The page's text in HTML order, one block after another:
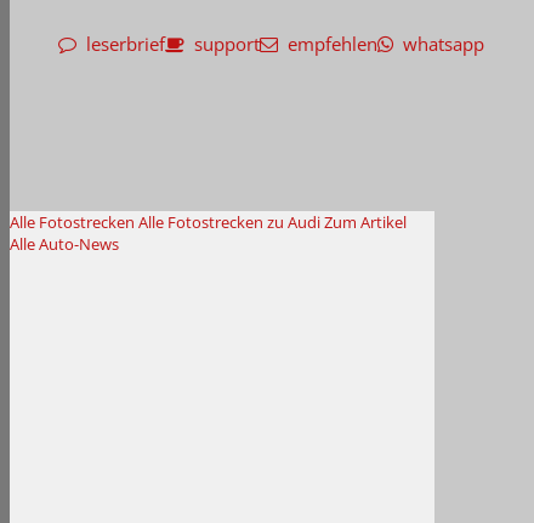
leserbrief support empfehlen whatsapp
Alle Fotostrecken Alle Fotostrecken zu AudiZum Artikel
Alle Auto-News